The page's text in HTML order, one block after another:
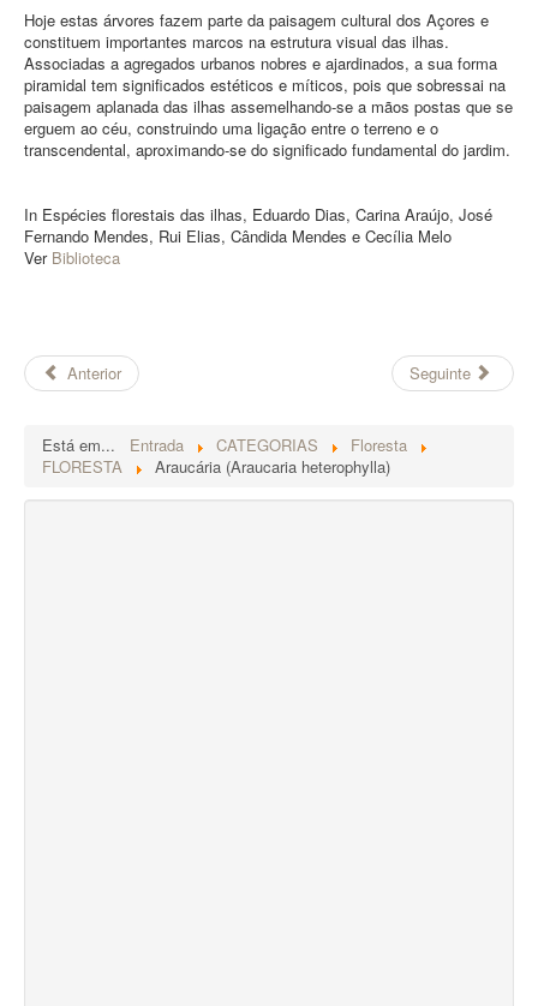
Hoje estas árvores fazem parte da paisagem cultural dos Açores e
constituem importantes marcos na estrutura visual das ilhas.
Associadas a agregados urbanos nobres e ajardinados, a sua forma
piramidal tem significados estéticos e míticos, pois que sobressai na
paisagem aplanada das ilhas assemelhando‑se a mãos postas que se
erguem ao céu, construindo uma ligação entre o terreno e o
transcendental, aproximando‑se do significado fundamental do jardim.
In Espécies florestais das ilhas, Eduardo Dias, Carina Araújo, José
Fernando Mendes, Rui Elias, Cândida Mendes e Cecília Melo
Ver Biblioteca
Anterior Seguinte
Está em... Entrada CATEGORIAS
Floresta
FLORESTA
Araucária (Araucaria heterophylla)